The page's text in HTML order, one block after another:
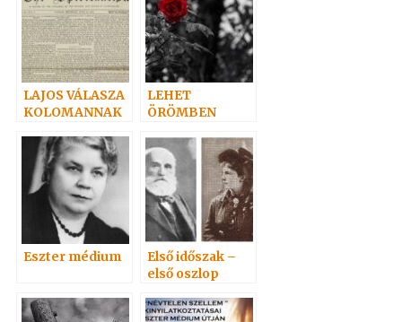
LAJOS VÁLASZA
KOLOMANNAK
LEHET
ÖRÖMBEN
Eszter médium
Első időszak –
első oszlop